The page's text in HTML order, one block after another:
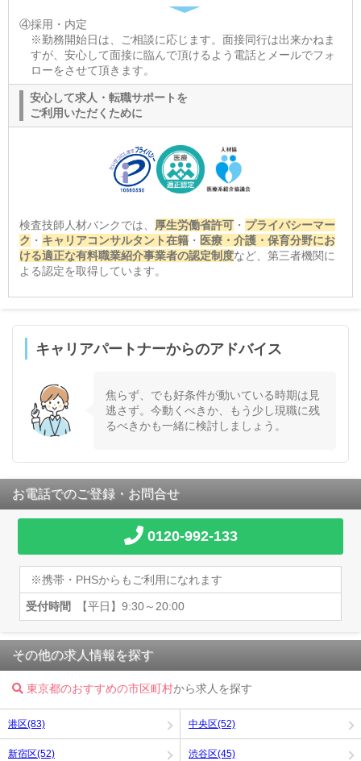
④採用・内定
※勤務開始日は、ご相談に応じます。面接同行は出来かねま
すが、安心して面接に臨んで頂けるよう電話とメールでフォ
ローをさせて頂きます。
安心して求人・転職サポートを
ご利用いただくために
検査技師人材バンクでは、 厚生労働省許可・ プライバシーマー
ク ・ キャリアコンサルタント在籍・ 医療・介護・保育分野にお
ける適正な有料職業紹介事業者の認定制度など、第三者機関に
よる認定を取得しています。
キャリアパートナーからのアドバイス
焦らず、でも好条件が動いている時期は見
逃さず。今動くべきか、もう少し現職に残
るべきかも一緒に検討しましょう。
お電話でのご登録・お問合せ
0120-992-133
※携帯・PHSからもご利用になれます
受付時間 【平日】9:30～20:00
その他の求人情報を探す
東京都のおすすめの市区町村から求人を探す
港区(83) 中央区(52)
新宿区(52) 渋谷区(45)